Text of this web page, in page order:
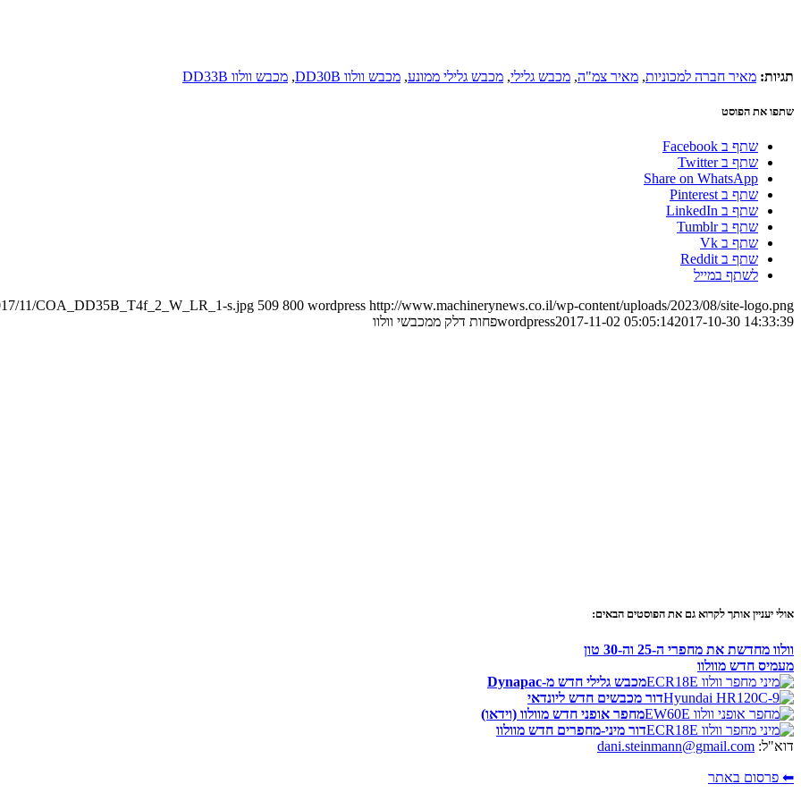
תגיות: מאיר חברה למכוניות, מאיר צמ"ה, מכבש גלילי, מכבש גלילי ממונע, מכבש וולוו DD30B , מכבש וולוו DD33B
שתפו את הפוסט
שתף ב Facebook
שתף ב Twitter
Share on WhatsApp
שתף ב Pinterest
שתף ב LinkedIn
שתף ב Tumblr
שתף ב Vk
שתף ב Reddit
לשתף במייל
11/COA_DD35B_T4f_2_W_LR_1-s.jpg 509 800 wordpress http://www.machinerynews.co.il/wp-content/uploads/2023/08/site-logo.png
wordpress2017-11-02 05:05:142017-10-30 14:33:39 פחות דלק ממכבשי וולוו
אולי יעניין אותך לקרוא גם את הפוסטים הבאים:
וולוו מחדשת את מחפרי ה-25 וה-30 טון
מעמיס חדש מוולוו
מכבש גלילי חדש מ-Dynapac
דור מכבשים חדש ליונדאי
מחפר אופני חדש מוולוו (וידאו)
דור מיני-מחפרים חדש מוולוו
דוא"ל: dani.steinmann@gmail.com
⬅ פרסום באתר